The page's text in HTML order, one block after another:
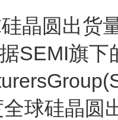
晶圆出货
SEMI旗下
球硅晶圆